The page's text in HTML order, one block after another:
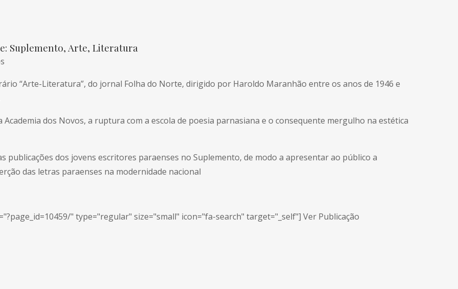
Suplemento, Arte, Literatura
“Arte-Literatura”, do jornal Folha do Norte, dirigido por Haroldo Maranhão entre os anos de 1946 e
Academia dos Novos, a ruptura com a escola de poesia parnasiana e o consequente mergulho na estética
publicações dos jovens escritores paraenses no Suplemento, de modo a apresentar ao público a
das letras paraenses na modernidade nacional
" type="regular" size="small" icon="fa-search" target="_self"] Ver Publicação